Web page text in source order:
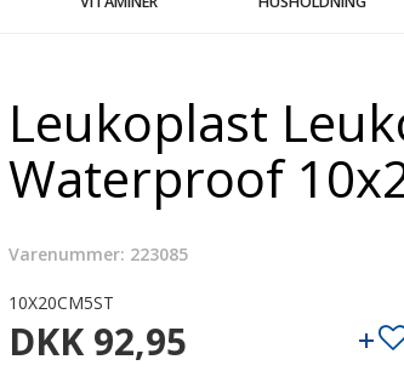
Leukoplast
Waterproof
Varenummer: 223085
10X20CM5ST
DKK 92,95